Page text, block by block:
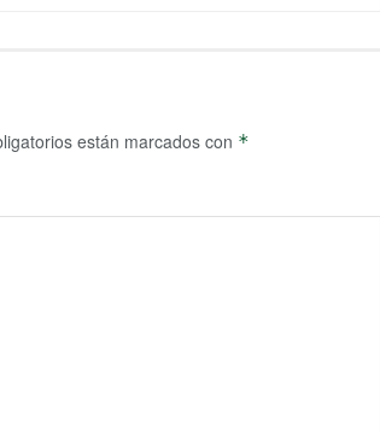
están marcados con *